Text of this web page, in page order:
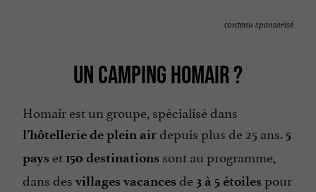
contenu sponsorisé
UN CAMPING HOMAIR ?
Homair est un groupe, spécialisé dans
l’hôtellerie de plein airdepuis plus de 25 ans. 5
pays et 150 destinations sont au programme,
dans des villages vacances de 3 à 5 étoiles pour